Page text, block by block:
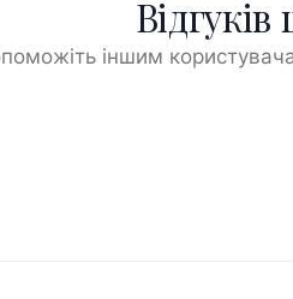
іншим